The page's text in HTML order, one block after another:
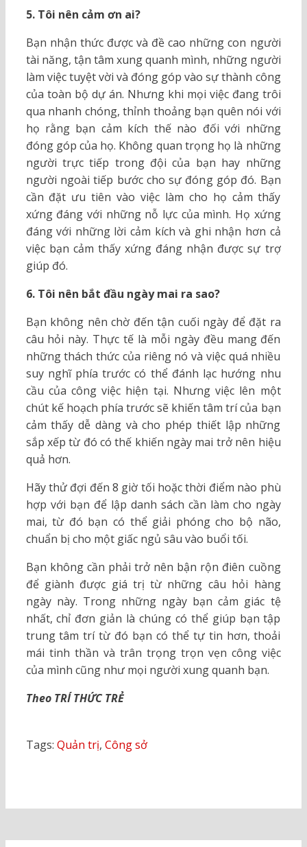
5. Tôi nên cảm ơn ai?
Bạn nhận thức được và đề cao những con người
tài năng, tận tâm xung quanh mình, những người
làm việc tuyệt vời và đóng góp vào sự thành công
của toàn bộ dự án. Nhưng khi mọi việc đang trôi
qua nhanh chóng, thỉnh thoảng bạn quên nói với
họ rằng bạn cảm kích thế nào đối với những
đóng góp của họ. Không quan trọng họ là những
người trực tiếp trong đội của bạn hay những
người ngoài tiếp bước cho sự đóng góp đó. Bạn
cần đặt ưu tiên vào việc làm cho họ cảm thấy
xứng đáng với những nỗ lực của mình. Họ xứng
đáng với những lời cảm kích và ghi nhận hơn cả
việc bạn cảm thấy xứng đáng nhận được sự trợ
giúp đó.
6. Tôi nên bắt đầu ngày mai ra sao?
Bạn không nên chờ đến tận cuối ngày để đặt ra
câu hỏi này. Thực tế là mỗi ngày đều mang đến
những thách thức của riêng nó và việc quá nhiều
suy nghĩ phía trước có thể đánh lạc hướng nhu
cầu của công việc hiện tại. Nhưng việc lên một
chút kế hoạch phía trước sẽ khiến tâm trí của bạn
cảm thấy dễ dàng và cho phép thiết lập những
sắp xếp từ đó có thế khiến ngày mai trở nên hiệu
quả hơn.
Hãy thử đợi đến 8 giờ tối hoặc thời điểm nào phù
hợp với bạn để lập danh sách cần làm cho ngày
mai, từ đó bạn có thể giải phóng cho bộ não,
chuẩn bị cho một giấc ngủ sâu vào buổi tối.
Bạn không cần phải trở nên bận rộn điên cuồng
để giành được giá trị từ những câu hỏi hàng
ngày này. Trong những ngày bạn cảm giác tệ
nhất, chỉ đơn giản là chúng có thể giúp bạn tập
trung tâm trí từ đó bạn có thể tự tin hơn, thoải
mái tinh thần và trân trọng trọn vẹn công việc
của mình cũng như mọi người xung quanh bạn.
Theo TRÍ THỨC TRẺ
Tags: Quản trị, Công sở